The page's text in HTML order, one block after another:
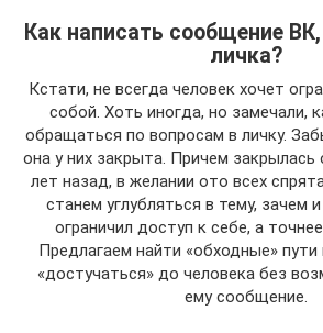
Как написать сообщение
личка?
Кстати, не всегда человек хочет
собой. Хоть иногда, но замечали,
обращаться по вопросам в личку.
она у них закрыта. Причем
лет назад, в желании ото всех
станем углубляться в тему, зачем
ограничил доступ к себе, а
Предлагаем найти «обходные»
«достучаться» до человека без
ему сообщение.